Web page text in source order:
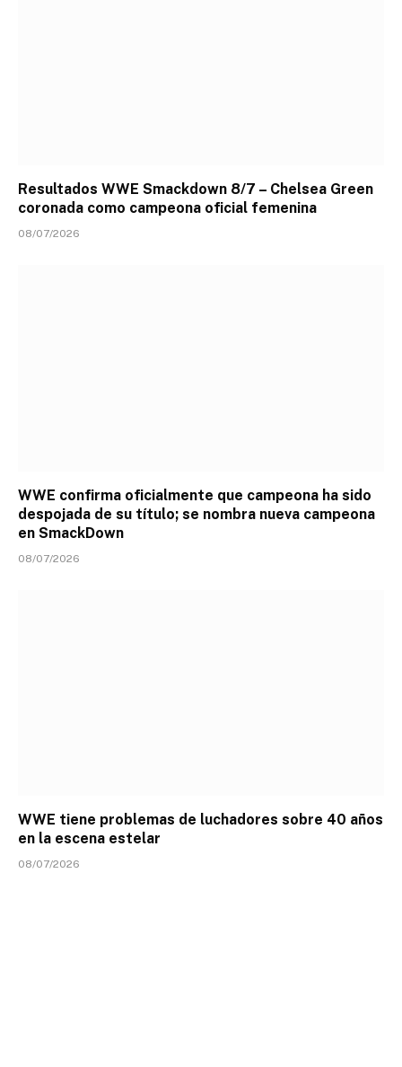
Resultados WWE Smackdown 8/7 – Chelsea Green
coronada como campeona oficial femenina
08/07/2026
WWE confirma oficialmente que campeona ha sido
despojada de su título; se nombra nueva campeona
en SmackDown
08/07/2026
WWE tiene problemas de luchadores sobre 40 años
en la escena estelar
08/07/2026